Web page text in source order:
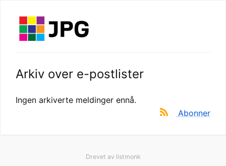
Arkiv over e-postlister
Ingen arkiverte meldinger ennå.
Abonner
Drevet av listmonk